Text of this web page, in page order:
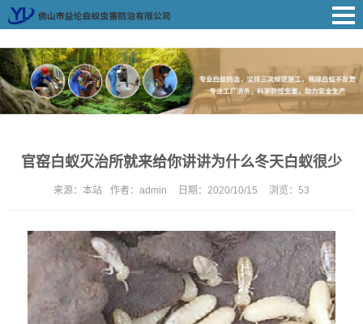
官窑白蚁灭治所就来给你讲讲为什么冬天白蚁很少
来源： 本站 作者： admin 日期： 2020/10/15 浏览： 53